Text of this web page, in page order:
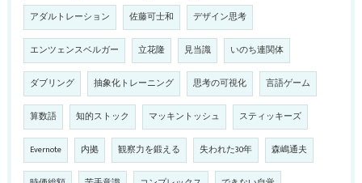
アダルトレーション 佐藤可士和 デザイン思考
エンツェンスベルガー 立花隆 見当識 いのち連関体
ダブリング 抽象化トレーニング 思考の可視化 言語ゲーム
算数語 知的ストック マッキントッシュ スティッキーズ
Evernote 内拠 観察力を鍛える 失われた30年 森嶋通夫